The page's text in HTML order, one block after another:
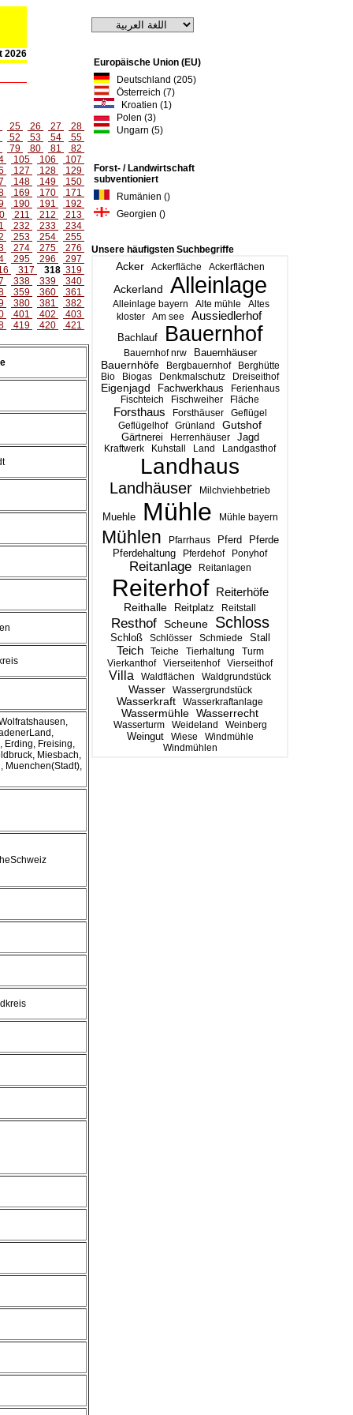
2026
Europäische Union (EU)
Deutschland (205)
Österreich (7)
Kroatien (1)
Polen (3)
Ungarn (5)
Forst- / Landwirtschaft
subventioniert
Rumänien ()
Georgien ()
Unsere häufigsten Suchbegriffe
Acker Ackerfläche Ackerflächen
Ackerland Alleinlage
Alleinlage bayern Alte mühle
Altes
kloster
Am see Aussiedlerhof
Bachlauf Bauernhof
Bauernhof nrw Bauernhäuser
Bauernhöfe Bergbauernhof
Berghütte
Bio
Biogas Denkmalschutz Dreiseithof
Eigenjagd Fachwerkhaus
Ferienhaus
Fischteich
Fischweiher Fläche
Forsthaus Forsthäuser
Geflügel
Geflügelhof
Grünland
Gutshof
Gärtnerei
Herrenhäuser Jagd
Kraftwerk Kuhstall Land Landgasthof
Landhaus
Landhäuser Milchviehbetrieb
Muehle Mühle Mühle bayern
Mühlen Pfarrhaus Pferd Pferde
Pferdehaltung Pferdehof Ponyhof
Reitanlage Reitanlagen
Reiterhof Reiterhöfe
Reithalle Reitplatz Reitstall
Resthof Scheune Schloss
Schloß Schlösser Schmiede Stall
Teich Teiche Tierhaltung
Turm
Vierkanthof
Vierseitenhof Vierseithof
Villa Waldflächen Waldgrundstück
Wasser Wassergrundstück
Wasserkraft Wasserkraftanlage
Wassermühle Wasserrecht
Wasserturm Weideland Weinberg
Weingut Wiese
Windmühle
Windmühlen
25 26 27
28
52 53 54
55
79 80 81
82
105 106
107
127 128
129
148 149
150
169 170
171
190 191
192
211 212
213
232 233
234
253 254
255
274 275
276
295 296
297
317 318 319
338 339
340
359 360
361
380 381
382
401 402
403
419 420 421
Erding, Freising,
Miesbach,
Muenchen(Stadt),